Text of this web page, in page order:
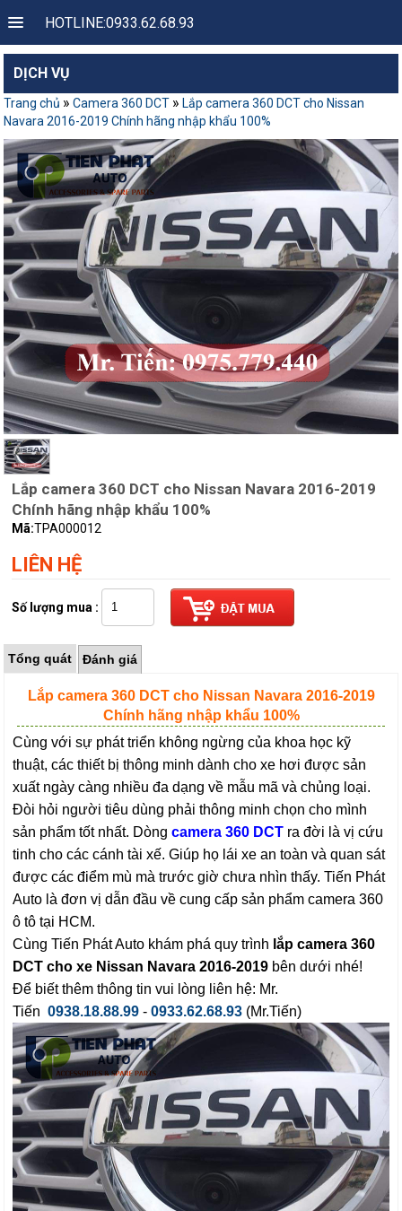
HOTLINE:0933.62.68.93
DỊCH VỤ
Trang chủ » Camera 360 DCT » Lắp camera 360 DCT cho Nissan
Navara 2016-2019 Chính hãng nhập khẩu 100%
Lắp camera 360 DCT cho Nissan Navara 2016-2019
Chính hãng nhập khẩu 100%
Mã:TPA000012
LIÊN HỆ
Số lượng mua :
Tổng quát Đánh giá
Lắp camera 360 DCT cho Nissan Navara 2016-2019
Chính hãng nhập khẩu 100%
Cùng với sự phát triển không ngừng của khoa học kỹ
thuật, các thiết bị thông minh dành cho xe hơi được sản
xuất ngày càng nhiều đa dạng về mẫu mã và chủng loại.
Đòi hỏi người tiêu dùng phải thông minh chọn cho mình
sản phẩm tốt nhất. Dòngcamera 360 DCT ra đời là vị cứu
tinh cho các cánh tài xế. Giúp họ lái xe an toàn và quan sát
được các điểm mù mà trước giờ chưa nhìn thấy. Tiến Phát
Auto là đơn vị dẫn đầu về cung cấp sản phẩm camera 360
ô tô tại HCM.
Cùng Tiến Phát Auto khám phá quy trình lắp camera 360
DCT cho xe Nissan Navara 2016-2019 bên dưới nhé!
Để biết thêm thông tin vui lòng liên hệ: Mr.
Tiến0938.18.88.99 -0933.62.68.93 (Mr.Tiến)